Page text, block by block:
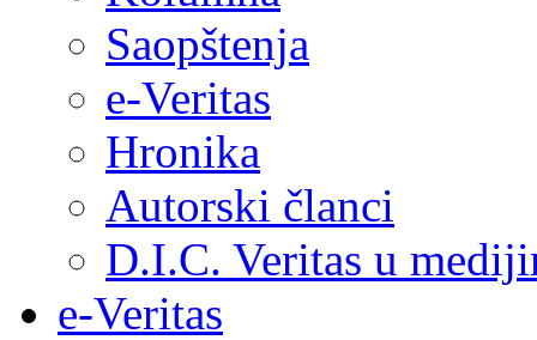
Saopštenja
e-Veritas
Hronika
Autorski članci
D.I.C. Veritas u
e-Veritas